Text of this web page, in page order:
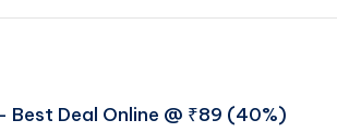
Best Deal Online @ ₹89 (40%)